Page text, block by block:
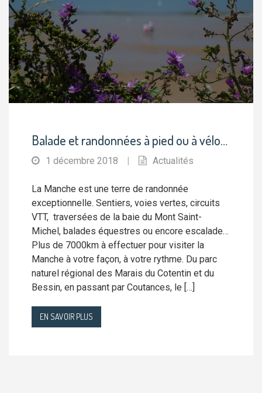
Balade et randonnées à pied ou à vélo…
1 décembre 2018 | Actualités
La Manche est une terre de randonnée
exceptionnelle. Sentiers, voies vertes, circuits
VTT, traversées de la baie du Mont Saint-
Michel, balades équestres ou encore escalade…
Plus de 7000km à effectuer pour visiter la
Manche à votre façon, à votre rythme. Du parc
naturel régional des Marais du Cotentin et du
Bessin, en passant par Coutances, le […]
EN SAVOIR PLUS